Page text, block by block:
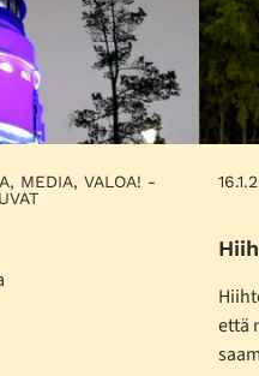
MEDIA, VALOA! -
että